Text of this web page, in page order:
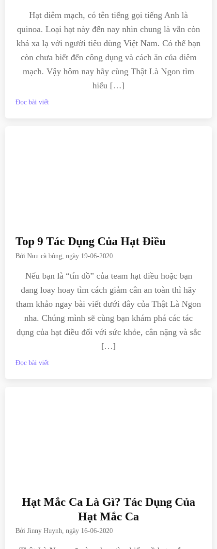
Hạt diêm mạch, có tên tiếng gọi tiếng Anh là
quinoa. Loại hạt này đến nay nhìn chung là vẫn còn
khá xa lạ với người tiêu dùng Việt Nam. Có thể bạn
còn chưa biết đến công dụng và cách ăn của diêm
mạch. Vậy hôm nay hãy cùng Thật Là Ngon tìm
hiểu […]
Đọc bài viết
Top 9 Tác Dụng Của Hạt Điều
BởiNuu cà bông , ngày 19-06-2020
Nếu bạn là “tín đồ” của team hạt điều hoặc bạn
đang loay hoay tìm cách giảm cân an toàn thì hãy
tham khảo ngay bài viết dưới đây của Thật Là Ngon
nha. Chúng mình sẽ cùng bạn khám phá các tác
dụng của hạt điều đối với sức khỏe, cân nặng và sắc
[…]
Đọc bài viết
Hạt Mắc Ca Là Gì? Tác Dụng Của
Hạt Mắc Ca
BởiJinny Huynh, ngày 16-06-2020